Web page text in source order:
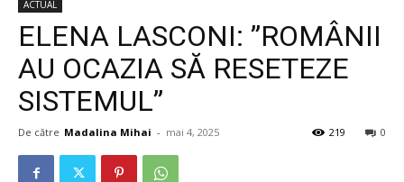
ACTUAL
ELENA LASCONI: ”ROMÂNII
AU OCAZIA SĂ RESETEZE
SISTEMUL”
De către Madalina Mihai - mai 4, 2025 0
219